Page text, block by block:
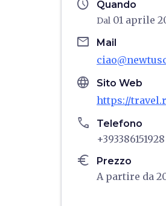
schedule Quando
Dal 01 aprile
email Mail
language Sito Web
https://
phone Telefono
+393386151928
euro Prezzo
A partire da